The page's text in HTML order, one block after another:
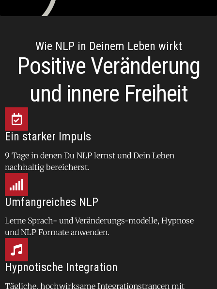
Wie NLP in Deinem Leben wirkt
Positive Veränderung
und innere Freiheit
Ein starker Impuls
9 Tage in denen Du NLP lernst und Dein Leben
nachhaltig bereicherst.
Umfangreiches NLP
Lerne Sprach- und Veränderungs-modelle, Hypnose
und NLP Formate anwenden.
Hypnotische Integration
Tägliche, hochwirksame Integrationstrancen mit